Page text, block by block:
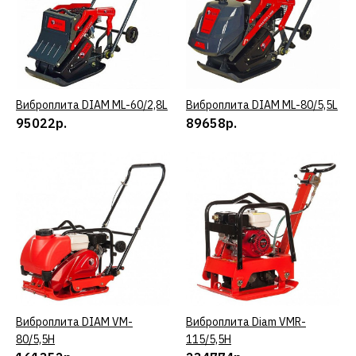
230400р.
КУПИТЬ
ДОБАВИТЬ К СРАВНЕНИЮ
ДОБАВИТЬ В ПОЖЕЛАНИЯ
Виброплита CHAMPION
56880р.
КУПИТЬ
ДОБАВИТЬ К СРАВНЕНИЮ
ДОБАВИТЬ В ПОЖЕЛАНИЯ
КУПИТЬ
Виброплита DIAM ML-60/2,8L
95022р.
КУПИТЬ
Виброплита DIAM ML-80/5,5L
89658р.
КУПИТЬ
Виброплита DIAM VM-
80/5,5H
КУПИТЬ
Виброплита Diam VMR-
115/5,5H